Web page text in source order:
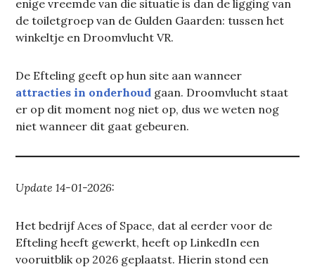
enige vreemde van die situatie is dan de ligging van
de toiletgroep van de Gulden Gaarden: tussen het
winkeltje en Droomvlucht VR.
De Efteling geeft op hun site aan wanneer
attracties in onderhoud gaan. Droomvlucht staat
er op dit moment nog niet op, dus we weten nog
niet wanneer dit gaat gebeuren.
Update 14-01-2026:
Het bedrijf Aces of Space, dat al eerder voor de
Efteling heeft gewerkt, heeft op LinkedIn een
vooruitblik op 2026 geplaatst. Hierin stond een